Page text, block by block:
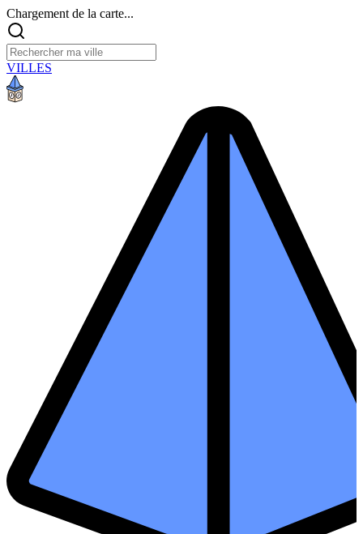
Chargement de la carte...
VILLES